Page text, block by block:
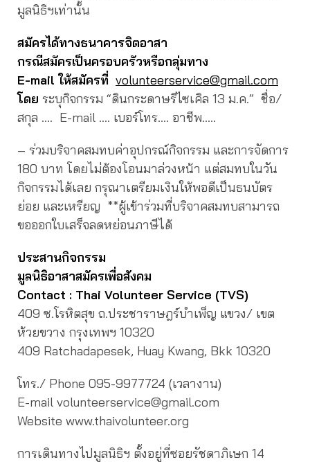
มูลนิธิฯเท่านั้น
สมัครได้ทางธนาคารจิตอาสา
กรณีสมัครเป็นครอบครัวหรือกลุ่มทาง
E-mail ให้สมัครที่ volunteerservice@gmail.com
โดย ระบุกิจกรรม “ดินกระดาษรีไซเคิล 13 ม.ค.” ชื่อ/
สกุล …. E-mail …. เบอร์โทร…. อาชีพ…..
– ร่วมบริจาคสมทบค่าอุปกรณ์กิจกรรม และการจัดการ
180 บาท โดยไม่ต้องโอนมาล่วงหน้า แต่สมทบในวัน
กิจกรรมได้เลย กรุณาเตรียมเงินให้พอดีเป็นธนบัตร
ย่อย และเหรียญ **ผู้เข้าร่วมที่บริจาคสมทบสามารถ
ขอออกใบเสร็จลดหย่อนภาษีได้
ประสานกิจกรรม
มูลนิธิอาสาสมัครเพื่อสังคม
Contact : Thai Volunteer Service (TVS)
409 ซ.โรหิตสุข ถ.ประชาราษฎร์บำเพ็ญ แขวง/ เขต
ห้วยขวาง กรุงเทพฯ 10320
409 Ratchadapesek, Huay Kwang, Bkk 10320
โทร./ Phone 095-9977724 (เวลางาน)
E-mail volunteerservice@gmail.com
Website www.thaivolunteer.org
การเดินทางไปมูลนิธิฯ ตั้งอยู่ที่ซอยรัชดาภิเษก 14